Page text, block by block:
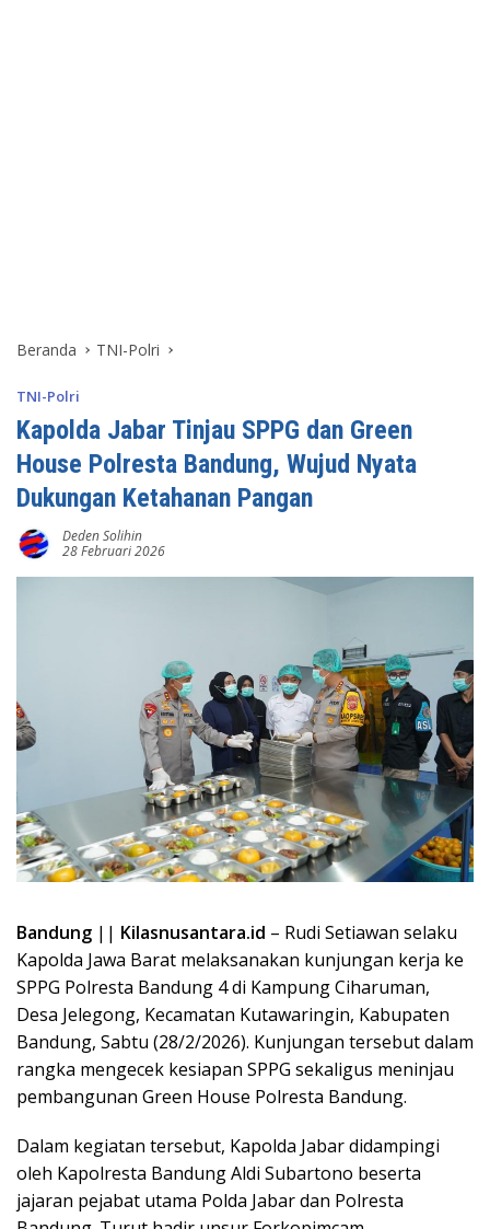
Beranda TNI-Polri
TNI-Polri
Kapolda Jabar Tinjau SPPG dan Green
House Polresta Bandung, Wujud Nyata
Dukungan Ketahanan Pangan
Deden Solihin
28 Februari 2026
Bandung || Kilasnusantara.id – Rudi Setiawan selaku
Kapolda Jawa Barat melaksanakan kunjungan kerja ke
SPPG Polresta Bandung 4 di Kampung Ciharuman,
Desa Jelegong, Kecamatan Kutawaringin, Kabupaten
Bandung, Sabtu (28/2/2026). Kunjungan tersebut dalam
rangka mengecek kesiapan SPPG sekaligus meninjau
pembangunan Green House Polresta Bandung.
Dalam kegiatan tersebut, Kapolda Jabar didampingi
oleh Kapolresta Bandung Aldi Subartono beserta
jajaran pejabat utama Polda Jabar dan Polresta